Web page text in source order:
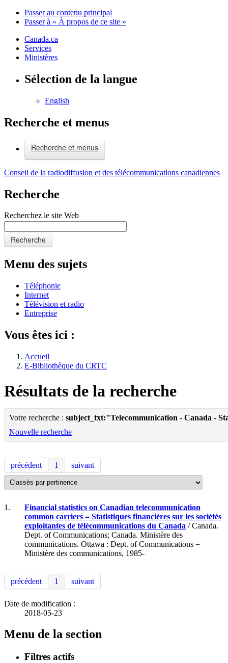
Passer au contenu principal
Passer à « À propos de ce site »
Canada.ca
Services
Ministères
Sélection de la langue
English
Recherche et menus
Recherche et menus
Conseil de la radiodiffusion et des télécommunications canadiennes
Recherche
Recherchez le site Web
Recherche
Menu des sujets
Téléphonie
Internet
Télévision et radio
Entreprise
Vous êtes ici :
Accueil
E-Bibliothèque du CRTC
Résultats de la recherche
Votre recherche : subject_txt:"Telecommunication - Canada -
Nouvelle recherche
précédent 1 suivant
1.
Financial statistics on Canadian telecommunication
common carriers = Statistiques financières sur les sociétés
exploitantes de télécommunications du Canada / Canada.
Dept. of Communications; Canada. Ministère des
communications. Ottawa : Dept. of Communications =
Ministère des communications, 1985-
précédent 1 suivant
Date de modification :
2018-05-23
Menu de la section
Filtres actifs